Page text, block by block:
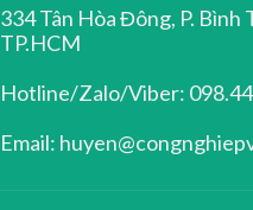
334 Tân Hòa Đông, P. Bình
TP.HCM
Hotline/Zalo/Viber:
Email: